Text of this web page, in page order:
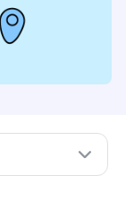
sa